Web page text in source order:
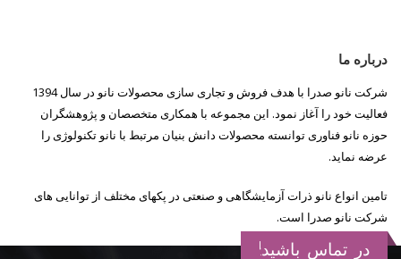
درباره ما
شرکت نانو صدرا با هدف فروش و تجاری سازی محصولات نانو در سال 1394
فعالیت خود را آغاز نمود. این مجموعه با همکاری متخصصان و پژوهشگران
حوزه نانو فناوری توانسته محصولات دانش بنیان مرتبط با نانو تکنولوژی را
عرضه نماید.
تامین انواع نانو ذرات آزمایشگاهی و صنعتی در پکهای مختلف از توانایی های
شرکت نانو صدرا است.
در تماس باشید!